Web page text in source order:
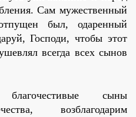
Сам мужественный
был, одаренный
Господи, чтобы этот
всегда всех сынов
сыны
возблагодарим